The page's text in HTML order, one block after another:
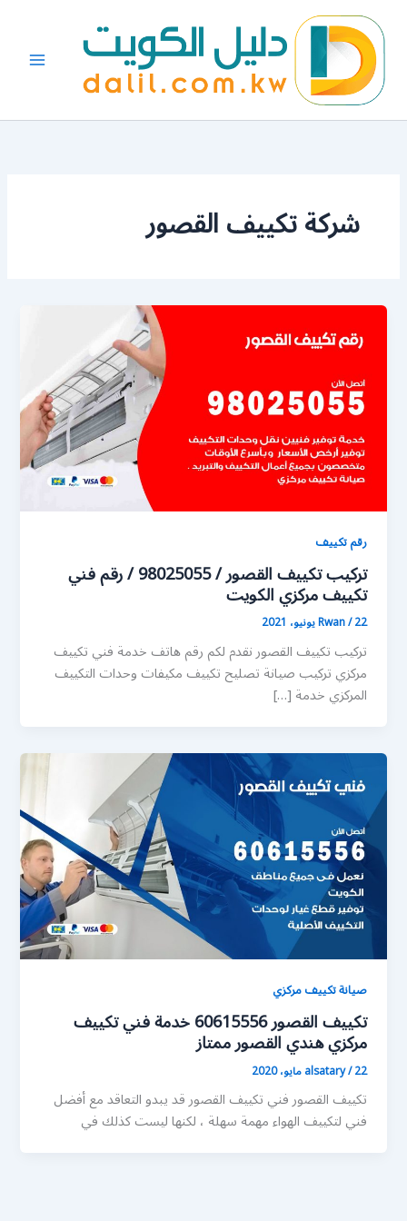
المحتوى
شركة تكييف القصور
رقم تكييف
تركيب تكييف القصور / 98025055 / رقم فني
تكييف مركزي الكويت
Rwan/22 يونيو، 2021
تركيب تكييف القصور نقدم لكم رقم هاتف خدمة فني تكييف
مركزي تركيب صيانة تصليح تكييف مكيفات وحدات التكييف
المركزي خدمة […]
صيانة تكييف مركزي
تكييف القصور 60615556 خدمة فني تكييف
مركزي هندي القصور ممتاز
alsatary/22 مايو، 2020
تكييف القصور فني تكييف القصور قد يبدو التعاقد مع أفضل
فني لتكييف الهواء مهمة سهلة ، لكنها ليست كذلك في